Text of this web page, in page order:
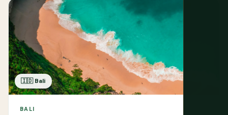
🇮🇩 Bali
BALI